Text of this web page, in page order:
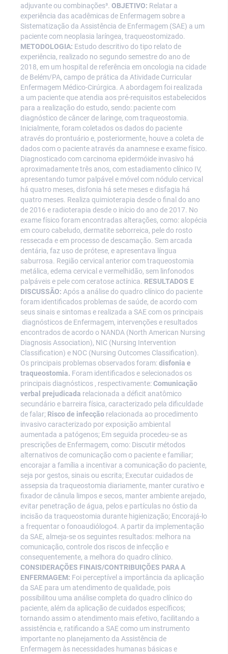
adjuvante ou combinações³. OBJETIVO: Relatar a
experiência das acadêmicas de Enfermagem sobre a
Sistematização da Assistência de Enfermagem (SAE) a um
paciente com neoplasia laríngea, traqueostomizado.
METODOLOGIA: Estudo descritivo do tipo relato de
experiência, realizado no segundo semestre do ano de
2018, em um hospital de referência em oncologia na cidade
de Belém/PA, campo de prática da Atividade Curricular
Enfermagem Médico-Cirúrgica. A abordagem foi realizada
a um paciente que atendia aos pré-requisitos estabelecidos
para a realização do estudo, sendo: paciente com
diagnóstico de câncer de laringe, com traqueostomia.
Inicialmente, foram coletados os dados do paciente
através do prontuário e, posteriormente, houve a coleta de
dados com o paciente através da anamnese e exame físico.
Diagnosticado com carcinoma epidermóide invasivo há
aproximadamente três anos, com estadiamento clínico IV,
apresentando tumor palpável e móvel com nódulo cervical
há quatro meses, disfonia há sete meses e disfagia há
quatro meses. Realiza quimioterapia desde o final do ano
de 2016 e radioterapia desde o início do ano de 2017. No
exame físico foram encontradas alterações, como: alopécia
em couro cabeludo, dermatite seborreica, pele do rosto
ressecada e em processo de descamação. Sem arcada
dentária, faz uso de prótese, e apresentava língua
saburrosa. Região cervical anterior com traqueostomia
metálica, edema cervical e vermelhidão, sem linfonodos
palpáveis e pele com ceratose actínica. RESULTADOS E
DISCUSSÃO: Após a análise do quadro clínico do paciente
foram identificados problemas de saúde, de acordo com
seus sinais e sintomas e realizada a SAE com os principais
diagnósticos de Enfermagem, intervenções e resultados
encontrados de acordo o NANDA (North American Nursing
Diagnosis Association), NIC (Nursing Intervention
Classification) e NOC (Nursing Outcomes Classification).
Os principais problemas observados foram:disfonia e
traqueostomia. Foram identificados e selecionados os
principais diagnósticos , respectivamente:Comunicação
verbal prejudicada relacionada a déficit anatômico
secundário e barreira física, caracterizado pela dificuldade
de falar; Risco de infecção relacionada ao procedimento
invasivo caracterizado por exposição ambiental
aumentada a patógenos; Em seguida procedeu-se as
prescrições de Enfermagem, como: Discutir métodos
alternativos de comunicação com o paciente e familiar;
encorajar a família a incentivar a comunicação do paciente,
seja por gestos, sinais ou escrita; Executar cuidados de
assepsia da traqueostomia diariamente, manter curativo e
fixador de cânula limpos e secos, manter ambiente arejado,
evitar penetração de água, pelos e partículas no óstio da
incisão da traqueostomia durante higienização; Encorajá-lo
a frequentar o fonoaudiólogo4. A partir da implementação
da SAE, almeja-se os seguintes resultados: melhora na
comunicação, controle dos riscos de infecção e
consequentemente, a melhora do quadro clínico.
CONSIDERAÇÕES FINAIS/CONTRIBUIÇÕES PARA A
ENFERMAGEM: Foi perceptível a importância da aplicação
da SAE para um atendimento de qualidade, pois
possibilitou uma análise completa do quadro clínico do
paciente, além da aplicação de cuidados específicos;
tornando assim o atendimento mais efetivo, facilitando a
assistência e, ratificando a SAE como um instrumento
importante no planejamento da Assistência de
Enfermagem às necessidades humanas básicas e